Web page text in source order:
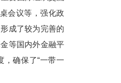
会议等，强化政
成了较为完善的
等国内外金融平
，确保了“一带一